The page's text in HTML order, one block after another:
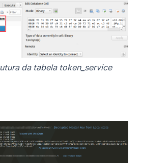
da tabela token_service